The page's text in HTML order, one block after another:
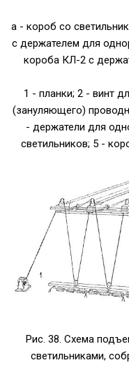
а - короб со
с держателем для
короба КЛ-2 с
1 - планки; 2 - винт
(зануляющего)
- держатели для
светильников; 5 -
Рис. 38. Схема
светильниками,